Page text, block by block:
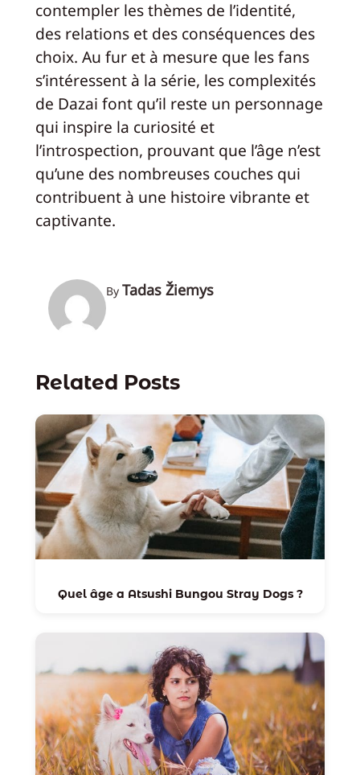
contempler les thèmes de l’identité,
des relations et des conséquences des
choix. Au fur et à mesure que les fans
s’intéressent à la série, les complexités
de Dazai font qu’il reste un personnage
qui inspire la curiosité et
l’introspection, prouvant que l’âge n’est
qu’une des nombreuses couches qui
contribuent à une histoire vibrante et
captivante.
By Tadas Žiemys
Related Posts
Quel âge a Atsushi Bungou Stray Dogs ?